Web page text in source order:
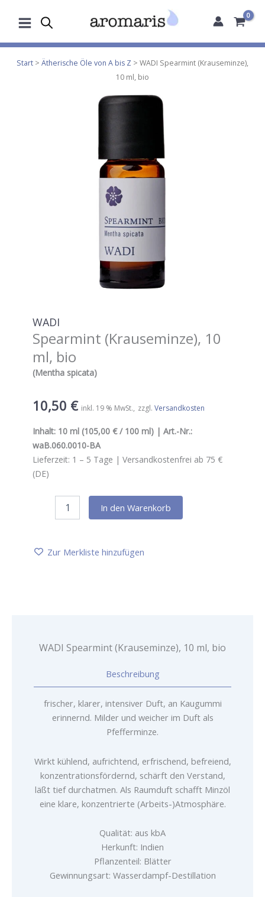
Inhalt
Start > Ätherische Öle von A bis Z > WADI Spearmint (Krauseminze),
10 ml, bio
WADI
Spearmint (Krauseminze), 10
ml, bio
(Mentha spicata)
10,50 € inkl. 19 % MwSt. zzgl. Versandkosten
Inhalt: 10 ml (105,00 € / 100 ml) | Art.-Nr.:
waB.060.0010-BA
Lieferzeit: 1 – 5 Tage | Versandkostenfrei ab 75 €
(DE)
Spearmint
ml,
In den Warenkorb
Zur Merkliste hinzufügen
WADI Spearmint (Krauseminze), 10 ml, bio
Beschreibung
frischer, klarer, intensiver Duft, an Kaugummi
erinnernd. Milder und weicher im Duft als
Pfefferminze.
Wirkt kühlend, aufrichtend, erfrischend, befreiend,
konzentrationsfördernd, schärft den Verstand,
läßt tief durchatmen. Als Raumduft schafft Minzöl
eine klare, konzentrierte (Arbeits-)Atmosphäre.
Qualität: aus kbA
Herkunft: Indien
Pflanzenteil: Blätter
Gewinnungsart: Wasserdampf-Destillation